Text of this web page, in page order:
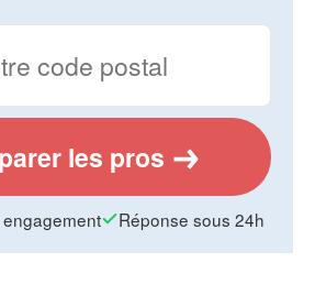
les pros
Réponse sous 24h